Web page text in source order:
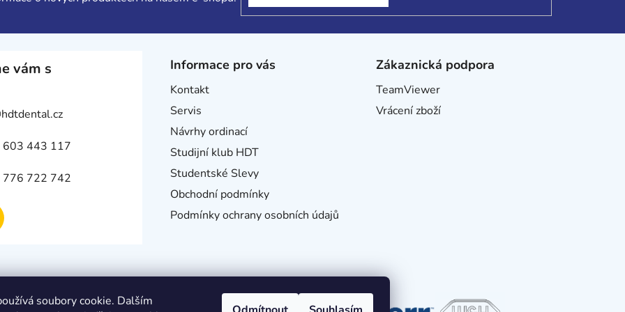
soubory cookie. Dalším
vám s
hdtdental.cz
443 117
722 742
Informace pro vás
Kontakt
Servis
Návrhy ordinací
Studijní klub HDT
Studentské Slevy
Obchodní podmínky
Podmínky ochrany osobních údajů
Zákaznická podpora
TeamViewer
Vrácení zboží